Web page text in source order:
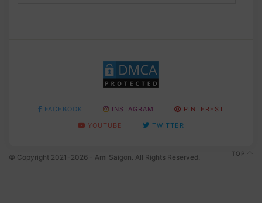
FACEBOOK INSTAGRAM
PINTEREST
YOUTUBE
TWITTER
© Copyright 2021-2026 - Ami Saigon. All Rights Reserved. TOP